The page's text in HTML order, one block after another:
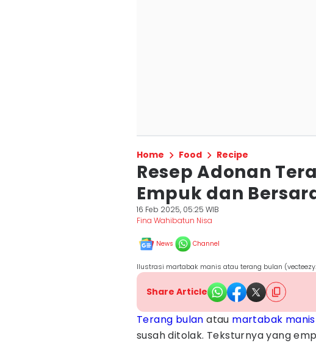
Home Food Recipe
Resep Adonan
Empuk dan
16 Feb 2025, 05:25 WIB
Fina Wahibatun Nisa
News Channel
Ilustrasi martabak manis atau terang bulan
Share Article
Terang bulan atau martabak manis
susah ditolak. Teksturnya yang